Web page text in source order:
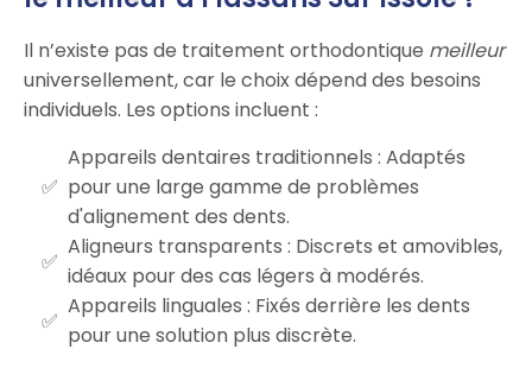
Il n’existe pas de traitement orthodontique meilleur
universellement, car le choix dépend des besoins
individuels. Les options incluent :
Appareils dentaires traditionnels : Adaptés
pour une large gamme de problèmes
d'alignement des dents.
Aligneurs transparents : Discrets et amovibles,
idéaux pour des cas légers à modérés.
Appareils linguales : Fixés derrière les dents
pour une solution plus discrète.